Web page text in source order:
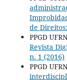
de
PPGD
Revista
n. 1 (2016)
PPGD